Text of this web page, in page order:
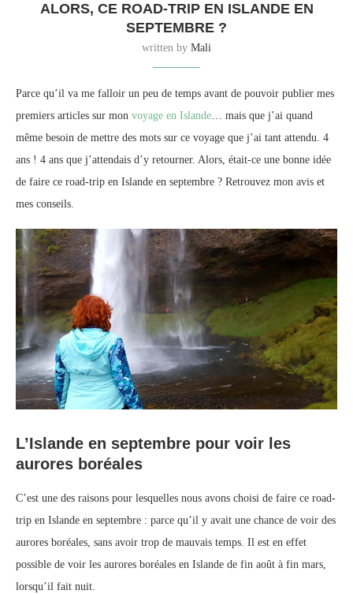
ALORS, CE ROAD-TRIP EN ISLANDE EN
SEPTEMBRE ?
written by Mali
Parce qu’il va me falloir un peu de temps avant de pouvoir publier mes
premiers articles sur mon voyage en Islande… mais que j’ai quand
même besoin de mettre des mots sur ce voyage que j’ai tant attendu. 4
ans ! 4 ans que j’attendais d’y retourner. Alors, était-ce une bonne idée
de faire ce road-trip en Islande en septembre ? Retrouvez mon avis et
mes conseils.
L’Islande en septembre pour voir les
aurores boréales
C’est une des raisons pour lesquelles nous avons choisi de faire ce road-
trip en Islande en septembre : parce qu’il y avait une chance de voir des
aurores boréales, sans avoir trop de mauvais temps. Il est en effet
possible de voir les aurores boréales en Islande de fin août à fin mars,
lorsqu’il fait nuit.